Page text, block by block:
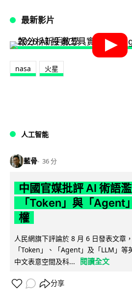
最新影片
nasa 火星
人工智能
藍骨 36 分
中國官媒批評 AI 術語
「Token」與「Agent
權
人民網旗下評論於 8 月 6 日發表文章
「Token」、「Agent」及「LLM」
中文表意空間及科...
閱讀全文
分享